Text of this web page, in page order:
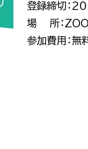
登録締切：
場 所：
参加費用：無